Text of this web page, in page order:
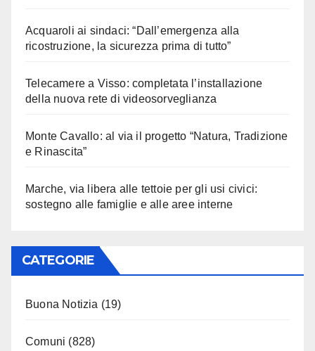
Acquaroli ai sindaci: “Dall’emergenza alla
ricostruzione, la sicurezza prima di tutto”
Telecamere a Visso: completata l’installazione
della nuova rete di videosorveglianza
Monte Cavallo: al via il progetto “Natura, Tradizione
e Rinascita”
Marche, via libera alle tettoie per gli usi civici:
sostegno alle famiglie e alle aree interne
CATEGORIE
Buona Notizia (19)
Comuni (828)